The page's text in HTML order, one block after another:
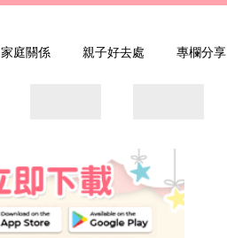
家庭關係 親子好去處 專欄分享